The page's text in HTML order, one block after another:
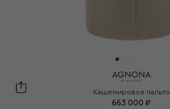
Agnona
Кашемировое пальто
663 000 ₽